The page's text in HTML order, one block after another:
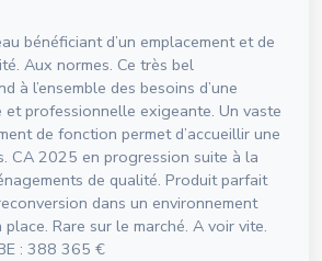
bénéficiant d’un emplacement et de
Aux normes. Ce très bel
à l’ensemble des besoins d’une
professionnelle exigeante. Un vaste
de fonction permet d’accueillir une
CA 2025 en progression suite à la
de qualité. Produit parfait
dans un environnement
Rare sur le marché. A voir vite.
: 388 365 €